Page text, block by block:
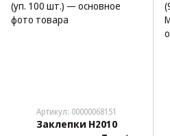
Артикул: 00000068151
Заклепки H2010